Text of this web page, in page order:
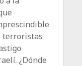
terroristas
¿Dónde